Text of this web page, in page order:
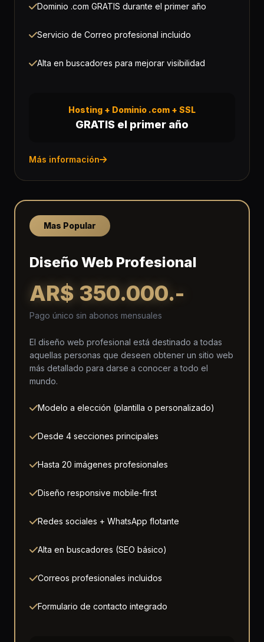
Dominio .com GRATIS durante el primer año
Servicio de Correo profesional incluido
Alta en buscadores para mejorar visibilidad
Hosting + Dominio .com + SSL
GRATIS el primer año
Más información
Mas Popular
Diseño Web Profesional
AR$ 350.000.-
Pago único sin abonos mensuales
El diseño web profesional está destinado a todas
aquellas personas que deseen obtener un sitio web
más detallado para darse a conocer a todo el
mundo.
Modelo a elección (plantilla o personalizado)
Desde 4 secciones principales
Hasta 20 imágenes profesionales
Diseño responsive mobile-first
Redes sociales + WhatsApp flotante
Alta en buscadores (SEO básico)
Correos profesionales incluidos
Formulario de contacto integrado